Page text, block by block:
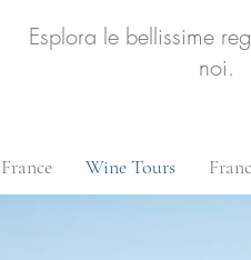
Esplora le bellissime
noi.
France Wine Tours